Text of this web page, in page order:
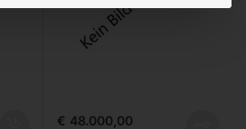
€ 48.000,00